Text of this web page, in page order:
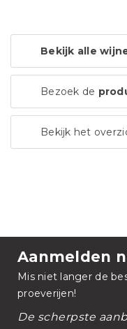
Bekijk alle
Bezoek de
Bekijk het
Aanmelden
Mis niet langer de
proeverijen!
De scherpste